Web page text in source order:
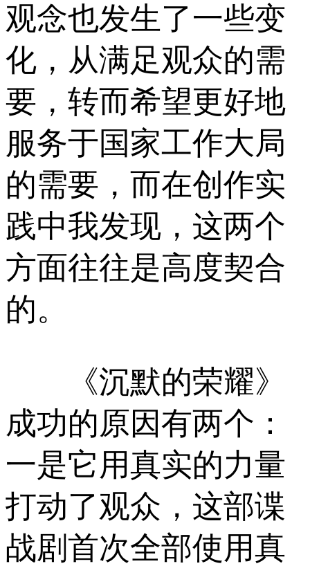
观念也发生了一些变
化，从满足观众的需
要，转而希望更好地
服务于国家工作大局
的需要，而在创作实
践中我发现，这两个
方面往往是高度契合
的。
《沉默的荣耀》
成功的原因有两个：
一是它用真实的力量
打动了观众，这部谍
战剧首次全部使用真